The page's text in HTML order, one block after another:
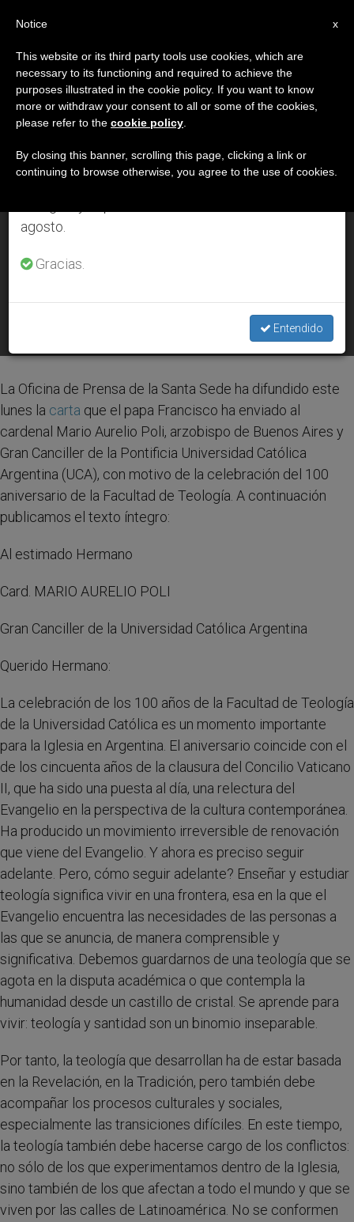
DÍA
Marzo 9th, 2015
ÚLTIMAS NOTICIAS
'Sin misericordia, la teología puede caer en la ideologí­a o la
MAR 09, 2015 00:00
La Oficina de Prensa de la Santa Sede ha difundido este
lunes la carta que el papa Francisco ha enviado al
cardenal Mario Aurelio Poli, arzobispo de Buenos Aires y
Gran Canciller de la Pontificia Universidad Católica
Argentina (UCA), con motivo de la celebración del 100
aniversario de la Facultad de Teología. A continuación
publicamos el texto íntegro:
Al estimado Hermano
Card. MARIO AURELIO POLI
Gran Canciller de la Universidad Católica Argentina
Querido Hermano:
La celebración de los 100 años de la Facultad de Teología
de la Universidad Católica es un momento importante
para la Iglesia en Argentina. El aniversario coincide con el
de los cincuenta años de la clausura del Concilio Vaticano
II, que ha sido una puesta al día, una relectura del
Evangelio en la perspectiva de la cultura contemporánea.
Ha producido un movimiento irreversible de renovación
que viene del Evangelio. Y ahora es preciso seguir
adelante. Pero, cómo seguir adelante? Enseñar y estudiar
teología significa vivir en una frontera, esa en la que el
Evangelio encuentra las necesidades de las personas a
las que se anuncia, de manera comprensible y
significativa. Debemos guardarnos de una teología que se
agota en la disputa académica o que contempla la
humanidad desde un castillo de cristal. Se aprende para
vivir: teología y santidad son un binomio inseparable.
Por tanto, la teología que desarrollan ha de estar basada
en la Revelación, en la Tradición, pero también debe
acompañar los procesos culturales y sociales,
especialmente las transiciones difíciles. En este tiempo,
la teología también debe hacerse cargo de los conflictos:
no sólo de los que experimentamos dentro de la Iglesia,
sino también de los que afectan a todo el mundo y que se
viven por las calles de Latinoamérica. No se conformen
×
Aviso importante
Del 27 de julio al 7 de agosto haremos la pausa
anual, aprovechando que en el periodo de verano
se generan menos informaciones y también el
agosto.
Gracias.
Entendido
x
Notice
This website or its third party tools use cookies, which are
necessary to its functioning and required to achieve the
purposes illustrated in the cookie policy. If you want to know
more or withdraw your consent to all or some of the cookies,
please refer to the cookie policy
By closing this banner, scrolling this page, clicking a link or
continuing to browse otherwise, you agree to the use of cookies.